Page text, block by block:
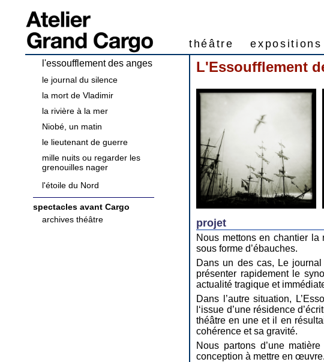
théâtre
l'essoufflement des anges
le journal du silence
la mort de Vladimir
la rivière à la mer
Niobé, un matin
le lieutenant de guerre
mille nuits ou regarder les
grenouilles nager
l'étoile du Nord
spectacles avant Cargo
archives théâtre
L'Essoufflement
projet
Nous mettons en chantier la
sous forme d’ébauches.
Dans un des cas, Le
présenter rapidement le
actualité tragique et
Dans l’autre situation,
l‘issue d’une résidence
théâtre en une et il en
cohérence et sa gravité.
Nous partons d’une
conception à mettre en œuvre.